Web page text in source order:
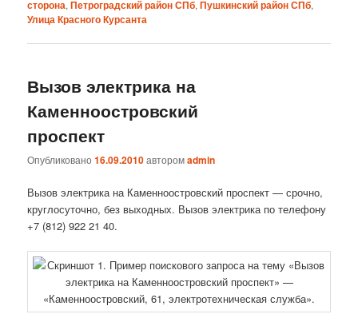
сторона,Петроградский район СПб,Пушкинский район СПб,
Улица Красного Курсанта
Вызов электрика на
Каменноостровский
проспект
Опубликовано16.09.2010авторомadmin
Вызов электрика на Каменноостровский проспект — срочно,
круглосуточно, без выходных. Вызов электрика по телефону
+7 (812) 922 21 40.